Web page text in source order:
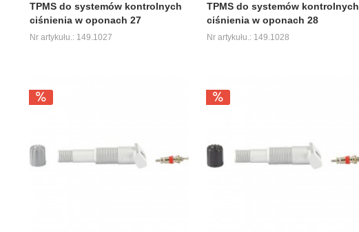
TPMS do systemów kontrolnych
ciśnienia w oponach 27
Nr artykułu.: 149.1027
TPMS do systemów kontrolnych
ciśnienia w oponach 28
Nr artykułu.: 149.1028